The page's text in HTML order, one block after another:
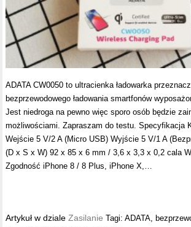
ADATA CW0050 to ultracienka ładowarka
bezprzewodowego ładowania smartfonów
Jest niedroga na pewno więc sporo osób będzie
możliwościami. Zapraszam do testu. Specyfikacja
Wejście 5 V/2 A (Micro USB) Wyjście 5 V/1 A
(D x S x W) 92 x 85 x 6 mm / 3,6 x 3,3 x 0,2 cala
Zgodność iPhone 8 / 8 Plus, iPhone X,…
Artykuł w dzialeZasilanie Tagi:ADATA